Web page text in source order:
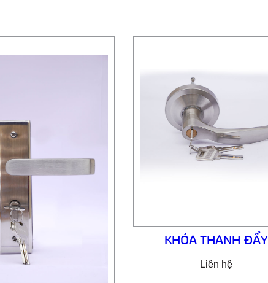
KHÓA THANH ĐẨY
Liên hệ